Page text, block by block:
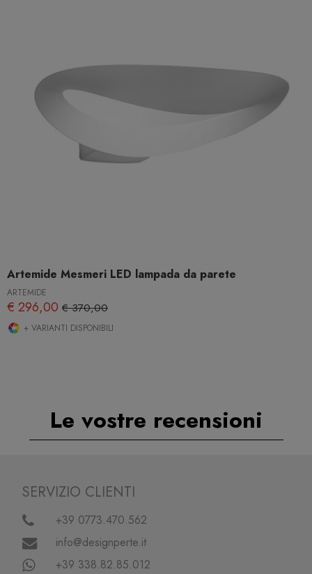
Artemide Mesmeri LED lampada da parete
ARTEMIDE
€ 296,00 € 370,00
+ VARIANTI DISPONIBILI
Le vostre recensioni
SERVIZIO CLIENTI
+39 0773.470.562
info@designperte.it
+39 338.82.85.012